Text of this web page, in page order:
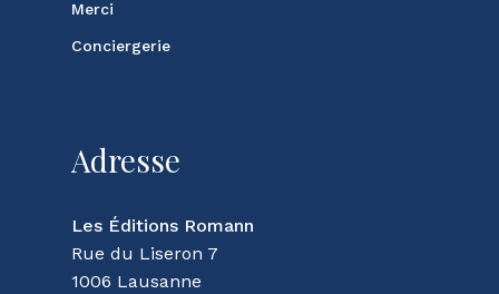
Merci
Conciergerie
Adresse
Les Éditions Romann
Rue du Liseron 7
1006 Lausanne